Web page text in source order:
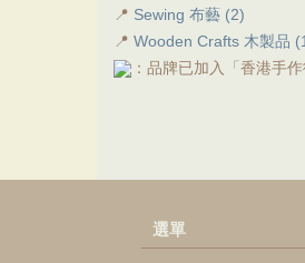
📍 Sewing 布藝 (2)
📍 Wooden Crafts 木製品
：品牌已加入「香港手
選單